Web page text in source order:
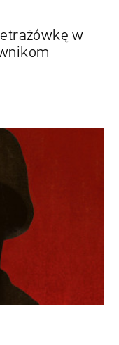
w